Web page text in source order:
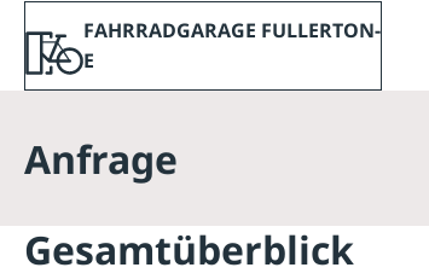
FAHRRADGARAGE FULLERTON-
E
Anfrage
Gesamtüberblick